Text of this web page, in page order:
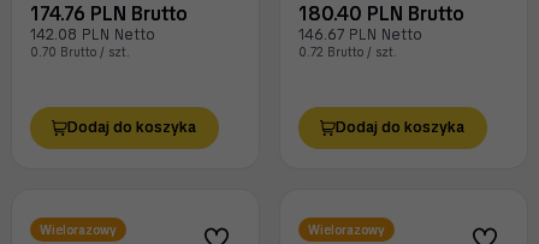
174.76 PLN Brutto
142.08 PLN Netto
0.70 Brutto / szt.
Dodaj do koszyka
180.40 PLN Brutto
146.67 PLN Netto
0.72 Brutto / szt.
Dodaj do koszyka
Wielorazowy Wielorazowy